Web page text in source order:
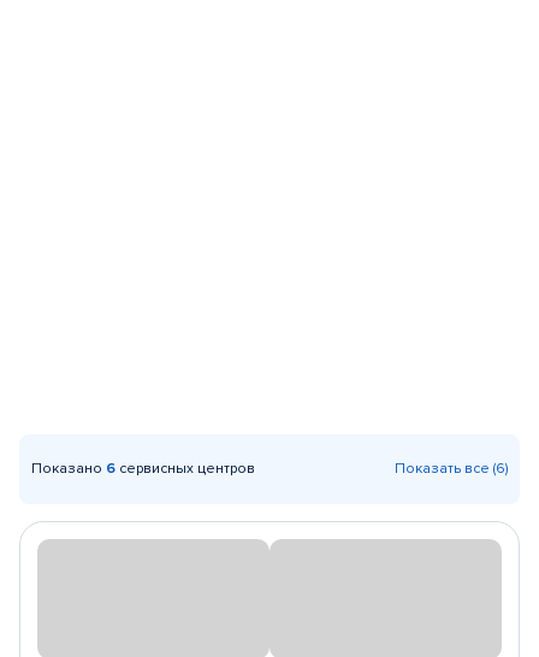
Показано 6 сервисных центров Показать все (6)